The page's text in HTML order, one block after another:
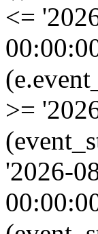
<=
>=
'2026-